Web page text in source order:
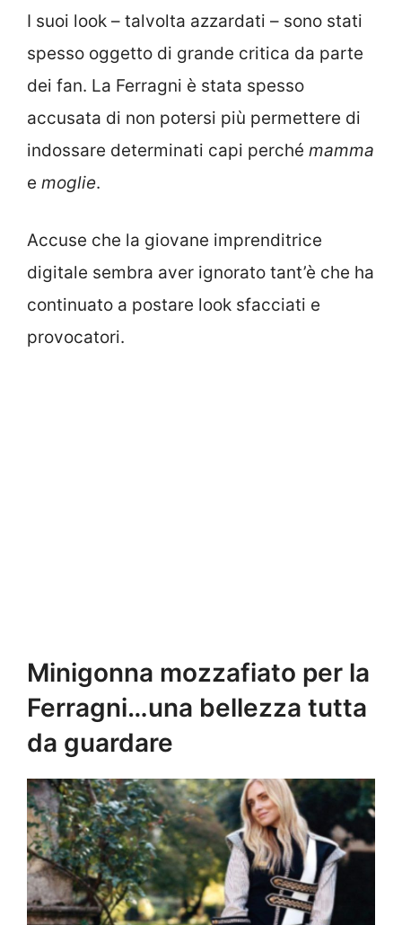
I suoi look – talvolta azzardati – sono stati
spesso oggetto di grande critica da parte
dei fan. La Ferragni è stata spesso
accusata di non potersi più permettere di
indossare determinati capi perché mamma
e moglie.
Accuse che la giovane imprenditrice
digitale sembra aver ignorato tant’è che ha
continuato a postare look sfacciati e
provocatori.
Minigonna mozzafiato per la
Ferragni…una bellezza tutta
da guardare